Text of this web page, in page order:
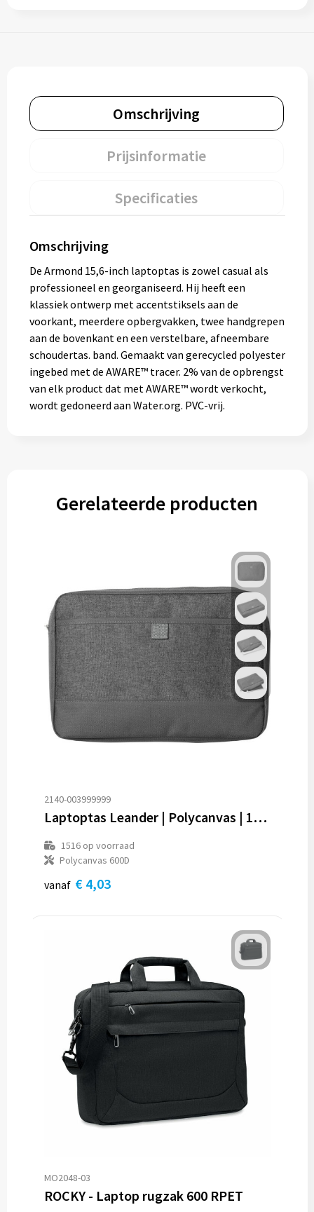
Omschrijving
Prijsinformatie
Specificaties
Omschrijving
De Armond 15,6-inch laptoptas is zowel casual als
professioneel en georganiseerd. Hij heeft een
klassiek ontwerp met accentstiksels aan de
voorkant, meerdere opbergvakken, twee handgrepen
aan de bovenkant en een verstelbare, afneembare
schoudertas. band. Gemaakt van gerecycled polyester
ingebed met de AWARE™ tracer. 2% van de opbrengst
van elk product dat met AWARE™ wordt verkocht,
wordt gedoneerd aan Water.org. PVC-vrij.
Gerelateerde producten
2140-003999999
Laptoptas Leander | Polycanvas | 13" | 1,5 l
1516op voorraad
Polycanvas 600D
vanaf € 4,03
MO2048-03
ROCKY - Laptop rugzak 600 RPET